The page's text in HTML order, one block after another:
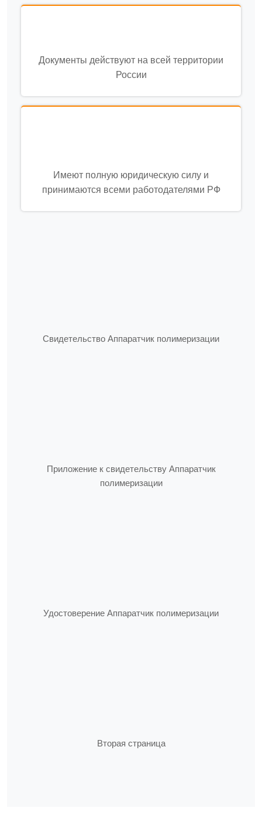
Документы действуют на всей территории
России
Имеют полную юридическую силу и
принимаются всеми работодателями РФ
Свидетельство Аппаратчик полимеризации
Приложение к свидетельству Аппаратчик
полимеризации
Удостоверение Аппаратчик полимеризации
Вторая страница